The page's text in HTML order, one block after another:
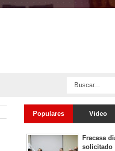
Populares Video
Fracasa
solicitado